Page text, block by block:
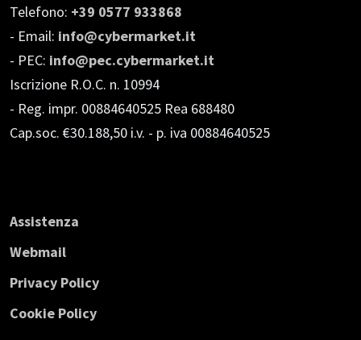
Telefono: +39 0577 933868
- Email: info@cybermarket.it
- PEC: info@pec.cybermarket.it
Iscrizione R.O.C. n. 10994
- Reg. impr. 00884640525 Rea 688480
Cap.soc. €30.188,50 i.v. - p. iva 00884640525
Assistenza
Webmail
Privacy Policy
Cookie Policy